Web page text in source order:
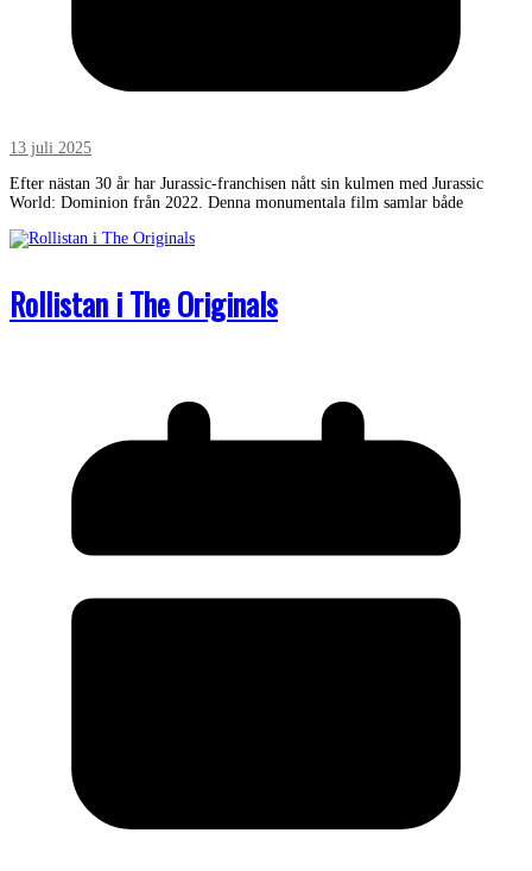
13 juli 2025
Efter nästan 30 år har Jurassic-franchisen nått sin kulmen med Jurassic
World: Dominion från 2022. Denna monumentala film samlar både
Rollistan i The Originals